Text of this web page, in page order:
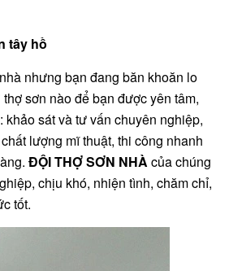
tây hồ
nhưng bạn đang băn khoăn lo
sơn nào để bạn được yên tâm,
khảo sát và tư vấn chuyên nghiệp,
lượng mĩ thuật, thi công nhanh
ĐỘI THỢ SƠN NHÀ của chúng
chịu khó, nhiện tình, chăm chỉ,
tốt.